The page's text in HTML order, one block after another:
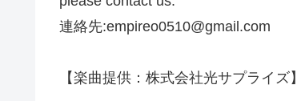
連絡先:empireo0510@gmail.com
【楽曲提供：株式会社光サプライズ】